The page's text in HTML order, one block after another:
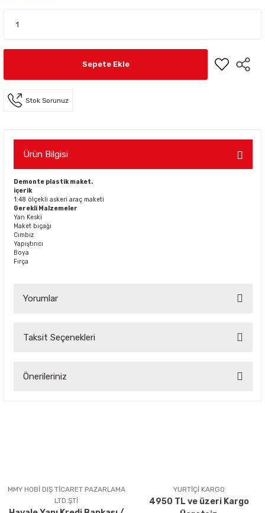
Sepete Ekle
Stok Sorunuz
Ürün Bilgisi
Demonte plastik maket.
içerik
1:48 ölçekli askeri araç maketi
Gerekli Malzemeler
Yan Keski
Maket bıçağı
Cımbız
Yapıştırıcı
Boya
Fırça
Yorumlar
Taksit Seçenekleri
Önerileriniz
Ürün açıklamasında eksik bilgiler bulunuyor.
Ürün bilgilerinde hatalar bulunuyor.
MMY HOBİ DIŞ TİCARET PAZARLAMA
LTD.ŞTİ
YURTİÇİ KARGO
4950 TL ve üzeri Kargo